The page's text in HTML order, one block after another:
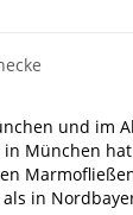
und im
in München
in